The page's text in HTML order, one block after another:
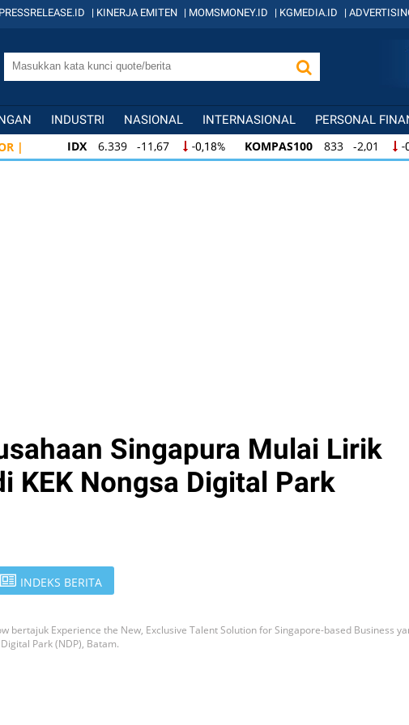
PRESSRELEASE.ID | KINERJA EMITEN | MOMSMONEY.ID | KGMEDIA.ID |
INDUSTRI NASIONAL INTERNASIONAL PERSONAL
| IDX 6.339 -11,67 -0,18% KOMPAS100 833 -2,01 -
IDX 6.339 -11,67 -0,18% KOMPAS100 833 -2,01 -
Singapura Mulai Lirik
KEK Nongsa Digital Park
INDEKS BERITA
bertajuk Experience the New, Exclusive Talent Solution for Singapore-based Business
Park (NDP), Batam.